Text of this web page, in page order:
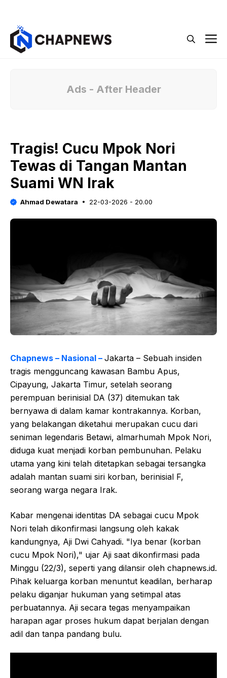
Ads - After Header
Tragis! Cucu Mpok Nori
Tewas di Tangan Mantan
Suami WN Irak
Ahmad Dewatara 22-03-2026 - 20.00
Chapnews – Nasional – Jakarta – Sebuah insiden
tragis mengguncang kawasan Bambu Apus,
Cipayung, Jakarta Timur, setelah seorang
perempuan berinisial DA (37) ditemukan tak
bernyawa di dalam kamar kontrakannya. Korban,
yang belakangan diketahui merupakan cucu dari
seniman legendaris Betawi, almarhumah Mpok Nori,
diduga kuat menjadi korban pembunuhan. Pelaku
utama yang kini telah ditetapkan sebagai tersangka
adalah mantan suami siri korban, berinisial F,
seorang warga negara Irak.
Kabar mengenai identitas DA sebagai cucu Mpok
Nori telah dikonfirmasi langsung oleh kakak
kandungnya, Aji Dwi Cahyadi. "Iya benar (korban
cucu Mpok Nori)," ujar Aji saat dikonfirmasi pada
Minggu (22/3), seperti yang dilansir oleh chapnews.id.
Pihak keluarga korban menuntut keadilan, berharap
pelaku diganjar hukuman yang setimpal atas
perbuatannya. Aji secara tegas menyampaikan
harapan agar proses hukum dapat berjalan dengan
adil dan tanpa pandang bulu.